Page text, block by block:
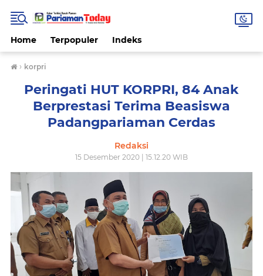
Home Terpopuler Indeks
› korpri
Peringati HUT KORPRI, 84 Anak
Berprestasi Terima Beasiswa
Padangpariaman Cerdas
Redaksi
15 Desember 2020 | 15.12.20 WIB